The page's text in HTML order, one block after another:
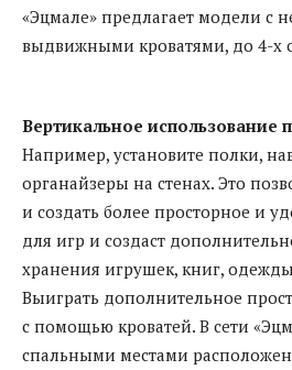
«Эцмале» предлагает модели с
выдвижными кроватями, до 4-х
Вертикальное использование
Например, установите полки,
органайзеры на стенах. Это
и создать более просторное и
для игр и создаст
хранения игрушек, книг,
Выиграть дополнительное
с помощью кроватей. В сети
спальными местами